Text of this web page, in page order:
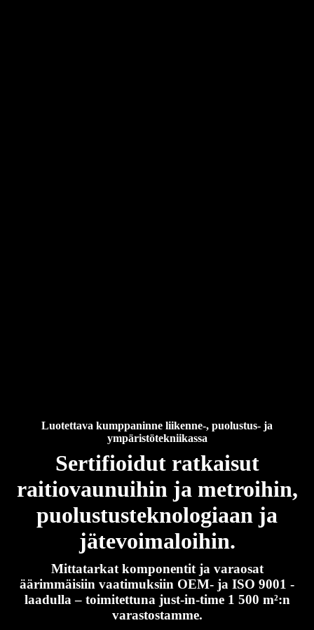
Luotettava kumppaninne liikenne-, puolustus- ja
ympäristötekniikassa
Sertifioidut ratkaisut
raitiovaunuihin ja metroihin,
puolustusteknologiaan ja
jätevoimaloihin.
Mittatarkat komponentit ja varaosat
äärimmäisiin vaatimuksiin OEM- ja ISO 9001 -
laadulla – toimitettuna just-in-time 1 500 m²:n
varastostamme.